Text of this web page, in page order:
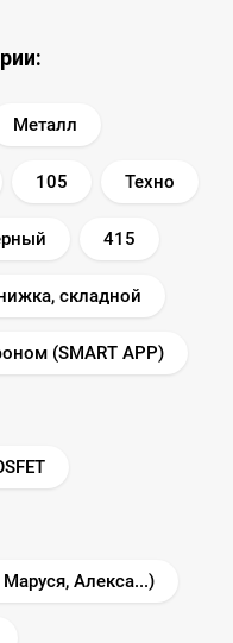
Металл
105 Техно
415
складной
(SMART APP)
Алекса...)